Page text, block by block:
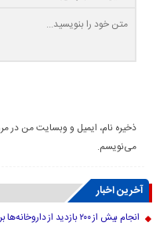
ذخیره نام، ایمیل و وبسایت من در
می‌نویسم.
آخرین اخبار
انجام بیش از ۲۰۰ بازدید از داروخانه‌ها برای پایش وضعیت دارویی لرستان